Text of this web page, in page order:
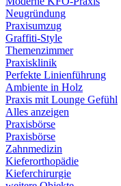
Neugründung
Praxisumzug
Graffiti-Style
Themenzimmer
Praxisklinik
Perfekte Linienführung
Ambiente in Holz
Praxis mit Lounge Gefühl
Alles anzeigen
Praxisbörse
Praxisbörse
Zahnmedizin
Kieferorthopädie
Kieferchirurgie